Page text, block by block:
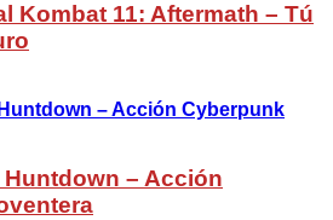
Kombat 11: Aftermath – Tú
– Acción